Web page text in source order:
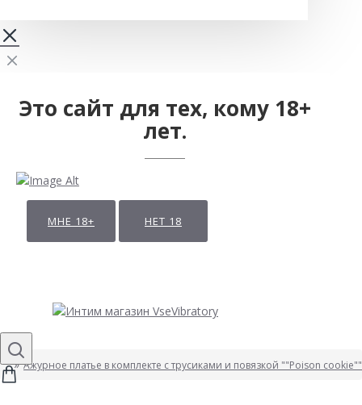
Это сайт для тех, кому 18+
лет.
МНЕ 18+ НЕТ 18
Ажурное платье в комплекте с трусиками и повязкой ""Poison